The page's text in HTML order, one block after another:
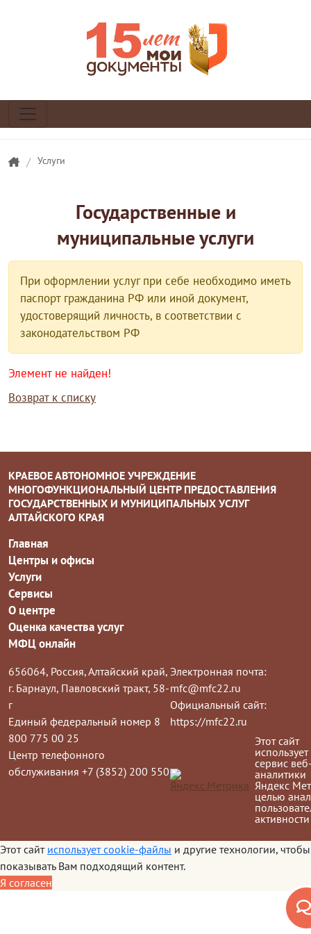
/ Услуги
Государственные и
муниципальные услуги
При оформлении услуг при себе необходимо иметь
паспорт гражданина РФ или иной документ,
удостоверящий личность, в соответствии с
законодательством РФ
Элемент не найден!
Возврат к списку
КРАЕВОЕ АВТОНОМНОЕ УЧРЕЖДЕНИЕ
МНОГОФУНКЦИОНАЛЬНЫЙ ЦЕНТР ПРЕДОСТАВЛЕНИЯ
ГОСУДАРСТВЕННЫХ И МУНИЦИПАЛЬНЫХ УСЛУГ
АЛТАЙСКОГО КРАЯ
Главная
Центры и офисы
Услуги
Сервисы
О центре
Оценка качества услуг
МФЦ онлайн
656064, Россия, Алтайский край,
г. Барнаул, Павловский тракт, 58-
г
Единый федеральный номер 8
800 775 00 25
Центр телефонного
обслуживания +7 (3852) 200 550
Электронная почта:
mfc@mfc22.ru
Официальный сайт:
https://mfc22.ru
Этот сайт
использует
сервис
аналитики
Яндекс
целью
активности
Этот сайт использует cookie-файлы и другие технологии, чтобы
показывать Вам подходящий контент.
Я согласен